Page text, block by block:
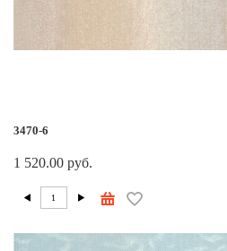
3470-6
1 520.00 руб.